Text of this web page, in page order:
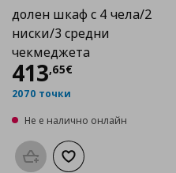
с любими
долен шкаф с 4 чела/2
ниски/3 средни
чекмеджета
413,65€
Цена
2070 точки
Не е налично онлайн
Προσθήκη στο καλάθι
Добави към